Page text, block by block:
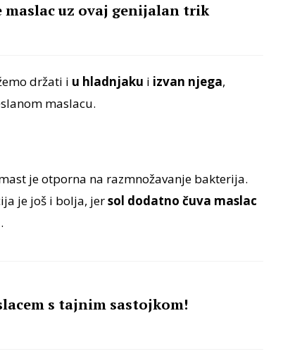
maslac uz ovaj genijalan trik
držati i u hladnjaku i izvan njega,
maslacu.
je otporna na razmnožavanje bakterija.
je još i bolja, jersol dodatno čuva maslac
s tajnim sastojkom!